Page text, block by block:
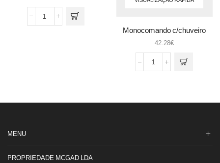
Quantidade
Monocomando c/chuveiro
extraivel
42.28€
Quantidade
extraivel
MENU
PROPRIEDADE MCGAD LDA